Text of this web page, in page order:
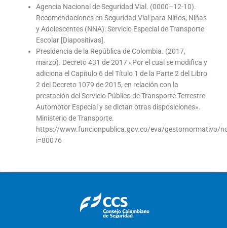
Agencia Nacional de Seguridad Vial. (0000–12-10).
Recomendaciones en Seguridad Vial para Niños, Niñas
y Adolescentes (NNA): Servicio Especial de Transporte
Escolar [Diapositivas].
Presidencia de la República de Colombia. (2017,
marzo). Decreto 431 de 2017 «Por el cual se modifica y
adiciona el Capítulo 6 del Título 1 de la Parte 2 del Libro
2 del Decreto 1079 de 2015, en relación con la
prestación del Servicio Público de Transporte Terrestre
Automotor Especial y se dictan otras disposiciones».
Ministerio de Transporte.
https://www.funcionpublica.gov.co/eva/gestornormativo/
i=80076